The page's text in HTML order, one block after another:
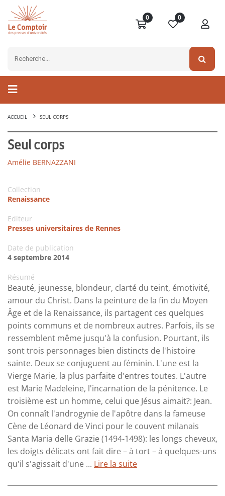
0 0
ACCUEIL SEUL CORPS
Seul corps
Amélie BERNAZZANI
Collection
Renaissance
Editeur
Presses universitaires de Rennes
Date de publication
4 septembre 2014
Résumé
Beauté, jeunesse, blondeur, clarté du teint, émotivité,
amour du Christ. Dans la peinture de la fin du Moyen
Âge et de la Renaissance, ils partagent ces quelques
points communs et de nombreux autres. Parfois, ils se
ressemblent même jusqu'à la confusion. Pourtant, ils
sont trois personnages bien distincts de l'histoire
sainte. Deux se conjuguent au féminin. L'une est la
Vierge Marie, la plus parfaite d'entres toutes. L'autre
est Marie Madeleine, l'incarnation de la pénitence. Le
troisième est un homme, celui que Jésus aimait?: Jean.
On connaît l'androgynie de l'apôtre dans la fameuse
Cène de Léonard de Vinci pour le couvent milanais
Santa Maria delle Grazie (1494-1498): les longs cheveux,
les doigts délicats ont fait dire – à tort – à quelques-uns
qu'il s'agissait d'une ... Lire la suite